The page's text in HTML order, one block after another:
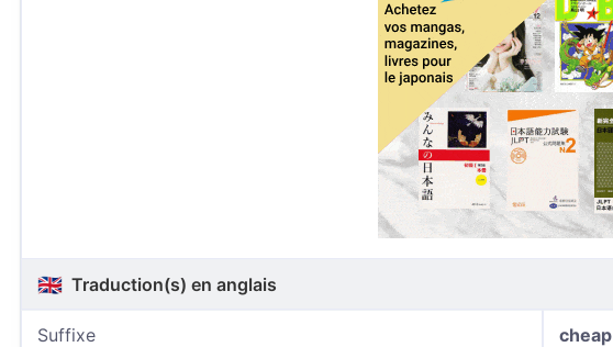
🇬🇧 Traduction(s) en anglais
Suffixe cheap